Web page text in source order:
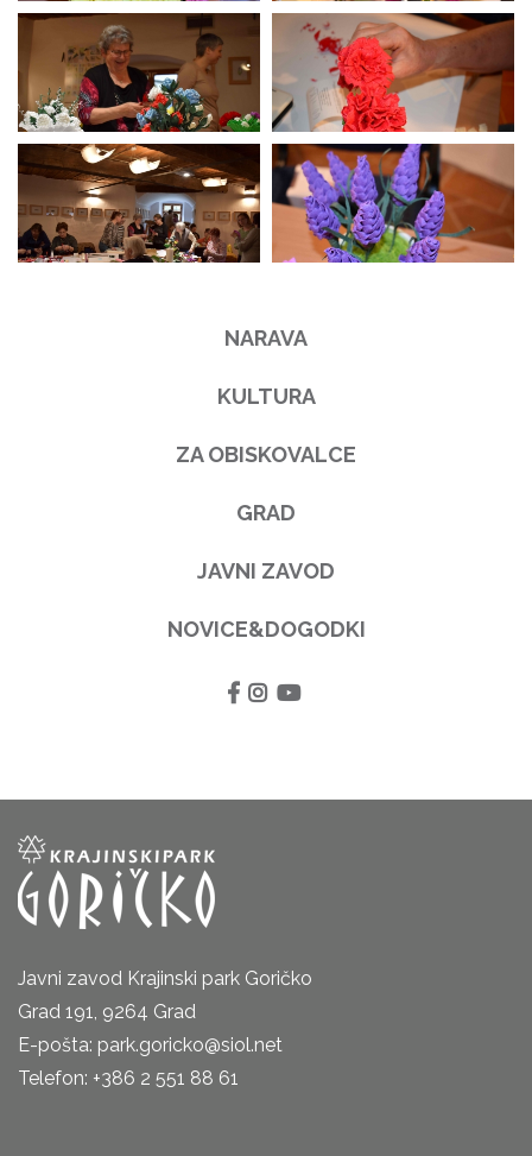
NARAVA
KULTURA
ZA OBISKOVALCE
GRAD
JAVNI ZAVOD
NOVICE&DOGODKI
Javni zavod Krajinski park Goričko
Grad 191, 9264 Grad
E-pošta: park.goricko@siol.net
Telefon: +386 2 551 88 61